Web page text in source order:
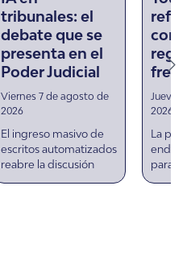
tribunales: el
debate que se
presenta en el
Poder Judicial
Viernes 7 de agosto de
2026
El ingreso masivo de
escritos automatizados
reabre la discusión
sobre la
2026
La
para